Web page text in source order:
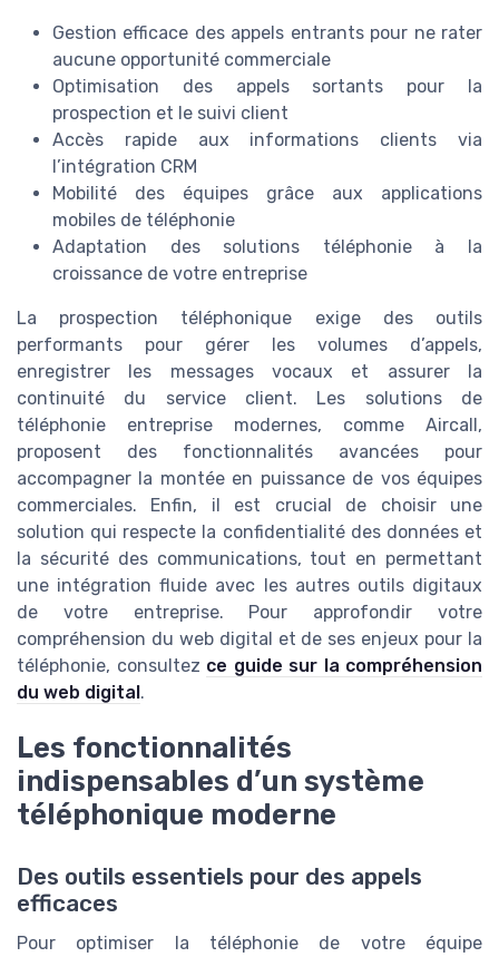
Gestion efficace des appels entrants pour ne rater
aucune opportunité commerciale
Optimisation des appels sortants pour la
prospection et le suivi client
Accès rapide aux informations clients via
l’intégration CRM
Mobilité des équipes grâce aux applications
mobiles de téléphonie
Adaptation des solutions téléphonie à la
croissance de votre entreprise
La prospection téléphonique exige des outils
performants pour gérer les volumes d’appels,
enregistrer les messages vocaux et assurer la
continuité du service client. Les solutions de
téléphonie entreprise modernes, comme Aircall,
proposent des fonctionnalités avancées pour
accompagner la montée en puissance de vos équipes
commerciales. Enfin, il est crucial de choisir une
solution qui respecte la confidentialité des données et
la sécurité des communications, tout en permettant
une intégration fluide avec les autres outils digitaux
de votre entreprise. Pour approfondir votre
compréhension du web digital et de ses enjeux pour la
téléphonie, consultez ce guide sur la compréhension
du web digital.
Les fonctionnalités
indispensables d’un système
téléphonique moderne
Des outils essentiels pour des appels
efficaces
Pour optimiser la téléphonie de votre équipe